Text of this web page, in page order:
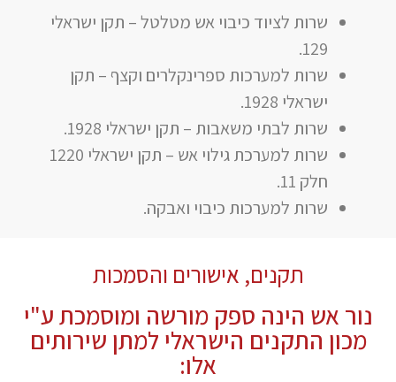
שרות לציוד כיבוי אש מטלטל – תקן ישראלי
129.
שרות למערכות ספרינקלרים וקצף – תקן
ישראלי 1928.
שרות לבתי משאבות – תקן ישראלי 1928.
שרות למערכת גילוי אש – תקן ישראלי 1220
חלק 11.
שרות למערכות כיבוי ואבקה.
תקנים, אישורים והסמכות
נור אש הינה ספק מורשה ומוסמכת ע"י
מכון התקנים הישראלי למתן שירותים
אלו: